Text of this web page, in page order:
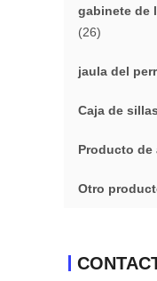
gabinete de
(26)
jaula del
Caja de
Producto de
Otro